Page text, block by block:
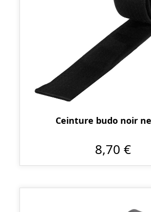
Ceinture budo noir
8,70 €